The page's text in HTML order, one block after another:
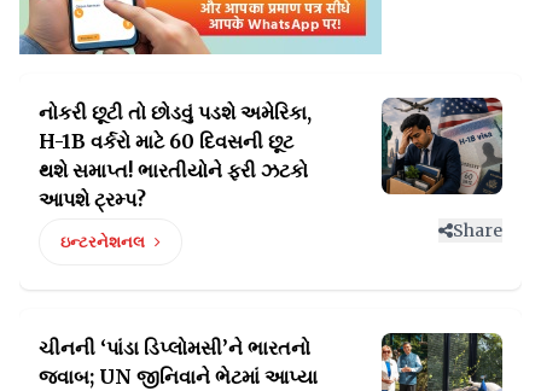
નોકરી છૂટી તો છોડવું પડશે અમેરિકા,
H-1B વર્કરો માટે 60 દિવસની છૂટ
થશે સમાપ્ત! ભારતીયોને ફરી ઝટકો
આપશે ટ્રમ્પ?
ઇન્ટરનેશનલ
Share
ચીનની ‘પાંડા ડિપ્લોમસી’ને ભારતનો
જવાબ; UN જીનિવાને ભેટમાં આપ્યા